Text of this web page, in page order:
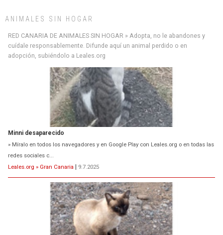
ANIMALES SIN HOGAR
RED CANARIA DE ANIMALES SIN HOGAR » Adopta, no le abandones y
cuídale responsablemente. Difunde aquí un animal perdido o en
adopción, subiéndolo a Leales.org
Minni desaparecido
» Míralo en todos los navegadores y en Google Play con Leales.org o en todas las
redes sociales c...
Leales.org » Gran Canaria | 9.7.2025